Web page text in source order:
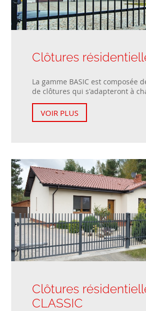
Clôtures
La gamme BASIC est composée
de clôtures qui s'adapteront à
VOIR PLUS
Clôtures
CLASSIC